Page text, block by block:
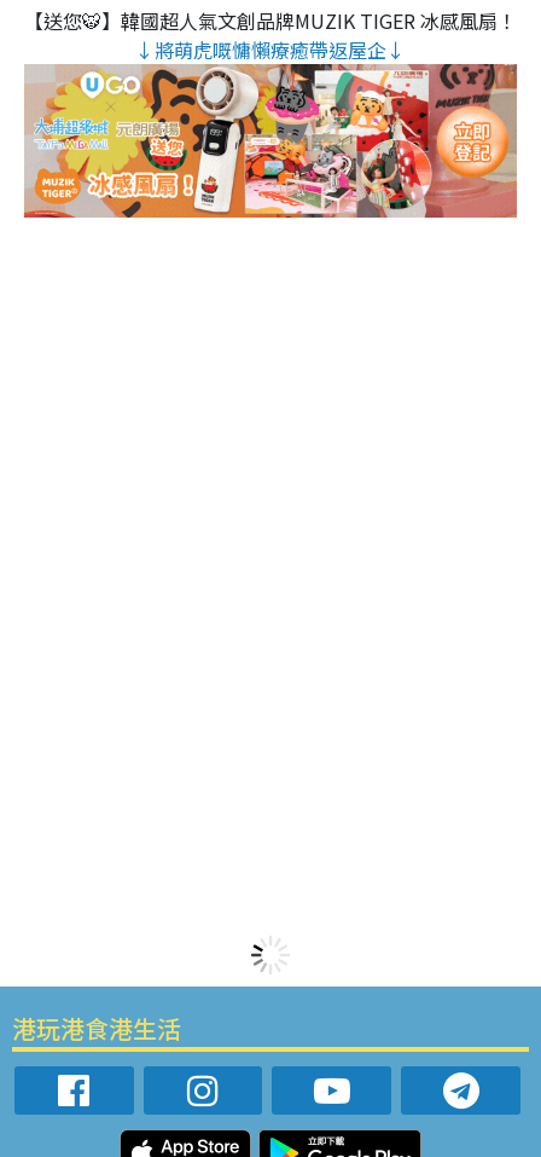
【送您🐯】韓國超人氣文創品牌MUZIK TIGER 冰感風扇！
↓將萌虎嘅慵懶療癒帶返屋企↓
港玩港食港生活